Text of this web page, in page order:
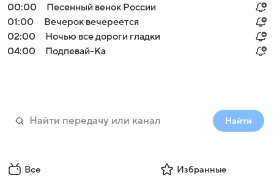
00:00
Песенный венок России
01:00
Вечерок вечереется
02:00
Ночью все дороги гладки
04:00
Подпевай-Ка
Найти
Все Избранные